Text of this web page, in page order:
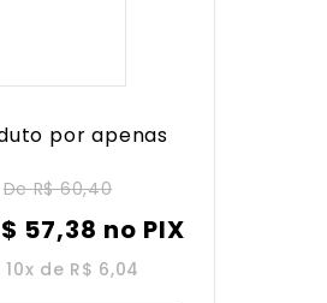
por apenas
De R$ 60,40
57,38 no PIX
10x de R$ 6,04